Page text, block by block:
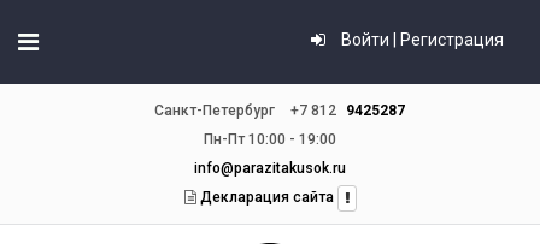
Войти | Регистрация
Санкт-Петербург +7 812
9425287
Пн-Пт 10:00 - 19:00
info@parazitakusok.ru
Декларация сайта